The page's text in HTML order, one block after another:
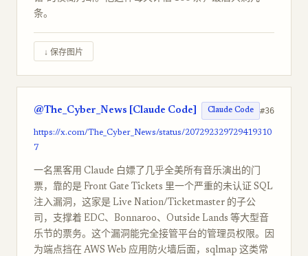
条。
↓ 保存图片
@The_Cyber_News [Claude Code] Claude Code #36
https://x.com/The_Cyber_News/status/207292329729419310
7
一名黑客用 Claude 白嫖了几乎全美所有音乐演出的门
票，靠的是 Front Gate Tickets 里一个严重的未认证 SQL
注入漏洞，这家是 Live Nation/Ticketmaster 的子公
司，支撑着 EDC、Bonnaroo、Outside Lands 等大型音
乐节的票务。这个漏洞能完全接管平台的管理员权限。因
为端点挡在 AWS Web 应用防火墙后面，sqlmap 这类常